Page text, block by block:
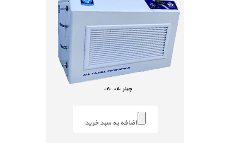
اضافه به سبد خرید